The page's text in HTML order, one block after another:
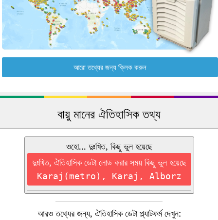
আরো তথ্যের জন্য ক্লিক করুন
বায়ু মানের ঐতিহাসিক তথ্য
ওহো... দুঃখিত, কিছু ভুল হয়েছে
দুঃখিত, ঐতিহাসিক ডেটা লোড করার সময় কিছু ভুল হয়েছে
Karaj(metro), Karaj, Alborz
আরও তথ্যের জন্য, ঐতিহাসিক ডেটা প্ল্যাটফর্ম দেখুন: